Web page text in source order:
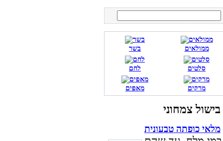
בשר ממולאים
לחם סלטים
מאפים מרקים
מלאי כופתה טבעונית